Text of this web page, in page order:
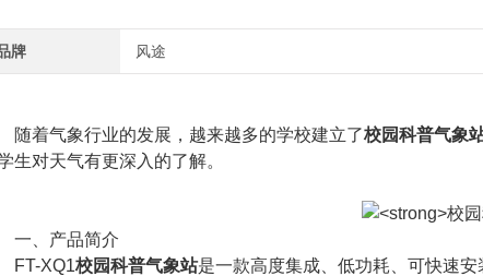
牌 风途
气象行业的发展，越来越多的学校建立了校园科普气象
生对天气有更深入的了解。
产品简介
XQ1校园科普气象站是一款高度集成、低功耗、可快速安